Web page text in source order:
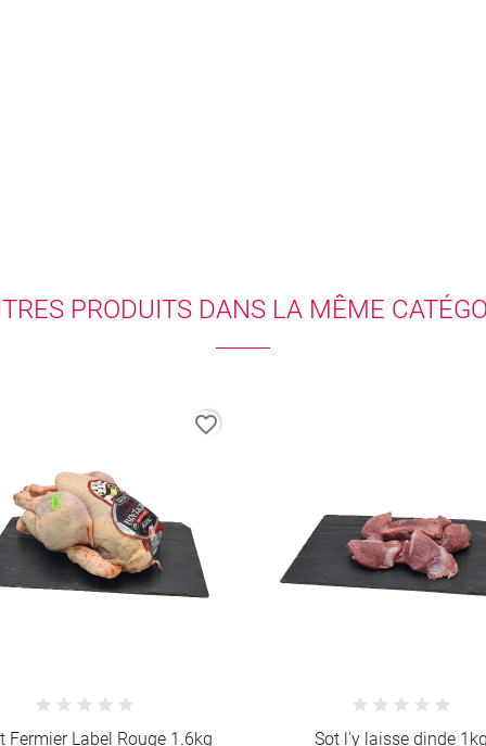
PRODUITS DANS LA MÊME
Sot l'y laisse dinde 1kg Cuisse de poulet (4